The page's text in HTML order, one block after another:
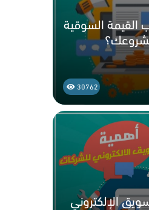
القيمة السوقية
30762
الإلكتروني